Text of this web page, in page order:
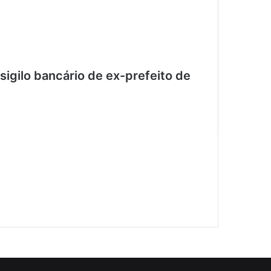
bancário de ex-prefeito de